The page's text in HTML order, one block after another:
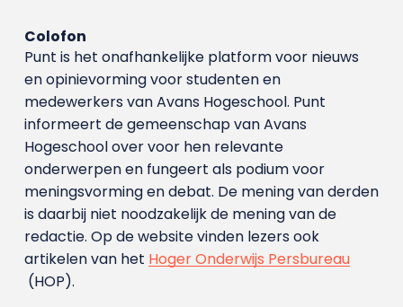
Colofon
Punt is het onafhankelijke platform voor nieuws
en opinievorming voor studenten en
medewerkers van Avans Hoge­school. Punt
informeert de gemeenschap van Avans
Hogeschool over voor hen relevante
onderwerpen en fungeert als podium voor
meningsvorming en debat. De mening van derden
is daarbij niet noodzakelijk de mening van de
redactie. Op de website vinden lezers ook
artikelen van het Hoger Onderwijs Persbureau
(HOP).